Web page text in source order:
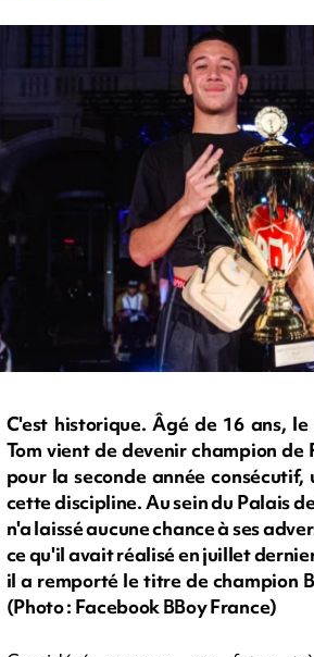
C'est historique. Âgé de 16 ans,
Tom vient de devenir champion de
pour la seconde année
cette discipline. Au sein du Palais
n'a laissé aucune chance à ses
ce qu'il avait réalisé en juillet
il a remporté le titre de champion
(Photo : Facebook BBoy France)